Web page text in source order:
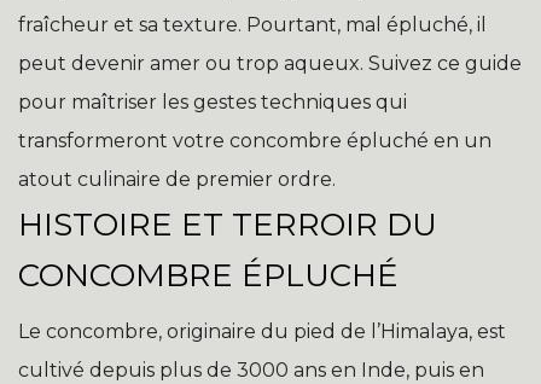
fraîcheur et sa texture. Pourtant, mal épluché, il
peut devenir amer ou trop aqueux. Suivez ce guide
pour maîtriser les gestes techniques qui
transformeront votre concombre épluché en un
atout culinaire de premier ordre.
HISTOIRE ET TERROIR DU
CONCOMBRE ÉPLUCHÉ
Le concombre, originaire du pied de l’Himalaya, est
cultivé depuis plus de 3000 ans en Inde, puis en